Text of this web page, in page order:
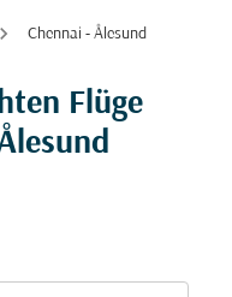
Chennai - Ålesund
Flüge
und/oder Ziel)